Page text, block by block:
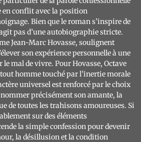
en conflit avec la position
Bien que le roman s’inspire de
pas d’une autobiographie stricte.
Jean-Marc Hovasse, soulignent
son expérience personnelle à une
mal de vivre. Pour Hovasse, Octave
homme touché par l’inertie morale
universel est renforcé par le choix
précisément son amante, la
de toutes les trahisons amoureuses. Si
sur des éléments
la simple confession pour devenir
la désillusion et la condition